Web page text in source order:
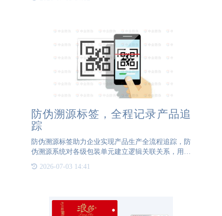
为品牌IP授权管理的有效工具。一物一码是指每一个
防伪溯源标签，全程记录产品追
踪
防伪溯源标签助力企业实现产品生产全流程追踪，防
伪溯源系统对各级包装单元建立逻辑关联关系，用采
集识别设备完成逐级经销商出入库登记发货，直到在
市场流通中查询追溯每件产品的流通信息。当消费者
2026-07-03 14:41